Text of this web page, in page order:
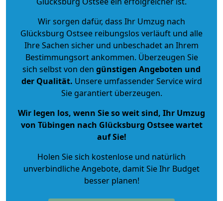
Wir sorgen dafür, dass Ihr Umzug nach
Glücksburg Ostsee reibungslos verläuft und alle
Ihre Sachen sicher und unbeschadet an Ihrem
Bestimmungsort ankommen. Überzeugen Sie
sich selbst von den günstigen Angeboten und
der Qualität. Unsere umfassender Service wird
Sie garantiert überzeugen.
Wir legen los, wenn Sie so weit sind, Ihr Umzug
von Tübingen nach Glücksburg Ostsee wartet
auf Sie!
Holen Sie sich kostenlose und natürlich
unverbindliche Angebote, damit Sie Ihr Budget
besser planen!